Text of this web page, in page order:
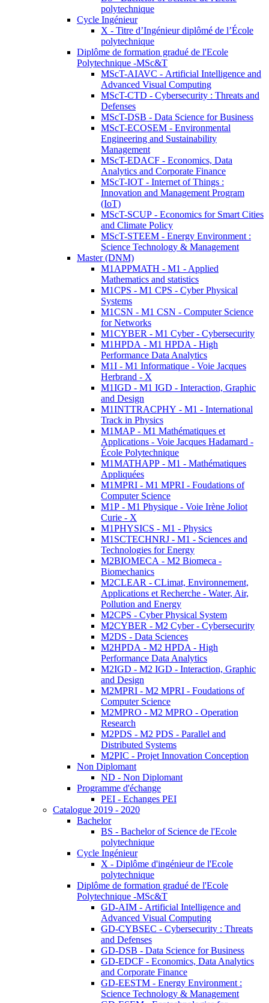
polytechnique
Cycle Ingénieur
X - Titre d’Ingénieur diplômé de l’École
polytechnique
Diplôme de formation gradué de l'Ecole
Polytechnique -MSc&T
MScT-AIAVC - Artificial Intelligence and
Advanced Visual Computing
MScT-CTD - Cybersecurity : Threats and
Defenses
MScT-DSB - Data Science for Business
MScT-ECOSEM - Environmental
Engineering and Sustainability
Management
MScT-EDACF - Economics, Data
Analytics and Corporate Finance
MScT-IOT - Internet of Things :
Innovation and Management Program
(IoT)
MScT-SCUP - Economics for Smart Cities
and Climate Policy
MScT-STEEM - Energy Environment :
Science Technology & Management
Master (DNM)
M1APPMATH - M1 - Applied
Mathematics and statistics
M1CPS - M1 CPS - Cyber Physical
Systems
M1CSN - M1 CSN - Computer Science
for Networks
M1CYBER - M1 Cyber - Cybersecurity
M1HPDA - M1 HPDA - High
Performance Data Analytics
M1I - M1 Informatique - Voie Jacques
Herbrand - X
M1IGD - M1 IGD - Interaction, Graphic
and Design
M1INTTRACPHY - M1 - International
Track in Physics
M1MAP - M1 Mathématiques et
Applications - Voie Jacques Hadamard -
École Polytechnique
M1MATHAPP - M1 - Mathématiques
Appliquées
M1MPRI - M1 MPRI - Foudations of
Computer Science
M1P - M1 Physique - Voie Irène Joliot
Curie - X
M1PHYSICS - M1 - Physics
M1SCTECHNRJ - M1 - Sciences and
Technologies for Energy
M2BIOMECA - M2 Biomeca -
Biomechanics
M2CLEAR - CLimat, Environnement,
Applications et Recherche - Water, Air,
Pollution and Energy
M2CPS - Cyber Physical System
M2CYBER - M2 Cyber - Cybersecurity
M2DS - Data Sciences
M2HPDA - M2 HPDA - High
Performance Data Analytics
M2IGD - M2 IGD - Interaction, Graphic
and Design
M2MPRI - M2 MPRI - Foudations of
Computer Science
M2MPRO - M2 MPRO - Operation
Research
M2PDS - M2 PDS - Parallel and
Distributed Systems
M2PIC - Projet Innovation Conception
Non Diplomant
ND - Non Diplomant
Programme d'échange
PEI - Echanges PEI
Catalogue 2019 - 2020
Bachelor
BS - Bachelor of Science de l'Ecole
polytechnique
Cycle Ingénieur
X - Diplôme d'ingénieur de l'Ecole
polytechnique
Diplôme de formation gradué de l'Ecole
Polytechnique -MSc&T
GD-AIM - Artificial Intelligence and
Advanced Visual Computing
GD-CYBSEC - Cybersecurity : Threats
and Defenses
GD-DSB - Data Science for Business
GD-EDCF - Economics, Data Analytics
and Corporate Finance
GD-EESTM - Energy Environment :
Science Technology & Management